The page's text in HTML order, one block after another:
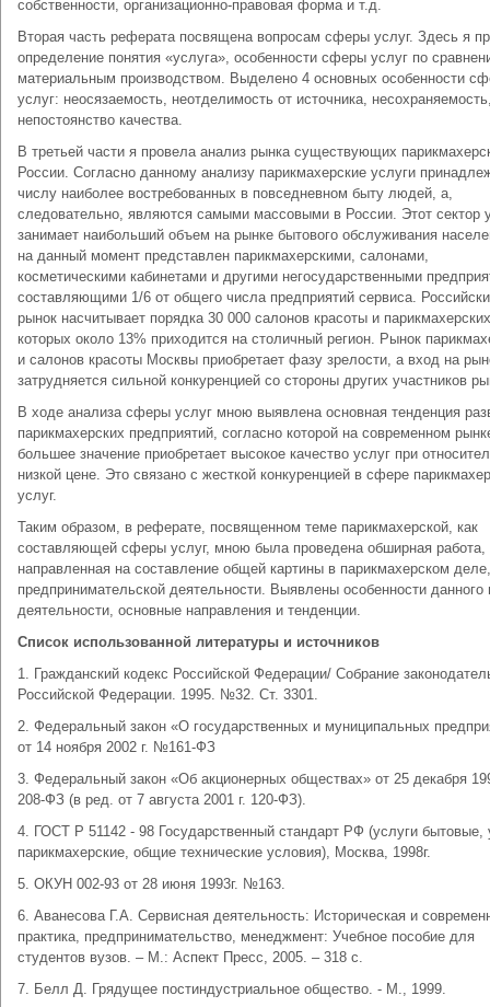
собственности, организационно-правовая форма и т.д.
Вторая часть реферата посвящена вопросам сферы услуг. Здесь я
определение понятия «услуга», особенности сферы услуг по
материальным производством. Выделено 4 основных особенности
услуг: неосязаемость, неотделимость от источника,
непостоянство качества.
В третьей части я провела анализ рынка существующих
России. Согласно данному анализу парикмахерские услуги
числу наиболее востребованных в повседневном быту людей, а,
следовательно, являются самыми массовыми в России. Этот сектор
занимает наибольший объем на рынке бытового обслуживания
на данный момент представлен парикмахерскими, салонами,
косметическими кабинетами и другими негосударственными
составляющими 1/6 от общего числа предприятий сервиса.
рынок насчитывает порядка 30 000 салонов красоты и
которых около 13% приходится на столичный регион. Рынок
и салонов красоты Москвы приобретает фазу зрелости, а вход на
затрудняется сильной конкуренцией со стороны других участников
В ходе анализа сферы услуг мною выявлена основная тенденция
парикмахерских предприятий, согласно которой на современном
большее значение приобретает высокое качество услуг при
низкой цене. Это связано с жесткой конкуренцией в сфере
услуг.
Таким образом, в реферате, посвященном теме парикмахерской, как
составляющей сферы услуг, мною была проведена обширная работа,
направленная на составление общей картины в парикмахерском
предпринимательской деятельности. Выявлены особенности данного
деятельности, основные направления и тенденции.
Список использованной литературы и источников
1. Гражданский кодекс Российской Федерации/ Собрание
Российской Федерации. 1995. №32. Ст. 3301.
2. Федеральный закон «О государственных и муниципальных
от 14 ноября 2002 г. №161-ФЗ
3. Федеральный закон «Об акционерных обществах» от 25 декабря
208-ФЗ (в ред. от 7 августа 2001 г. 120-ФЗ).
4. ГОСТ Р 51142 - 98 Государственный стандарт РФ (услуги бытовые,
парикмахерские, общие технические условия), Москва, 1998г.
5. ОКУН 002-93 от 28 июня 1993г. №163.
6. Аванесова Г.А. Сервисная деятельность: Историческая и
практика, предпринимательство, менеджмент: Учебное пособие для
студентов вузов. – М.: Аспект Пресс, 2005. – 318 с.
7. Белл Д. Грядущее постиндустриальное общество. - М., 1999.